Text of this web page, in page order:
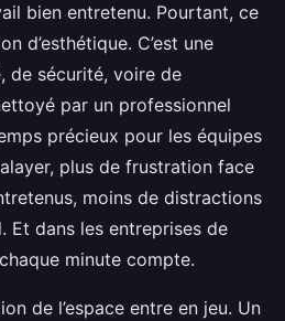
bien entretenu. Pourtant, ce
d’esthétique. C’est une
de sécurité, voire de
par un professionnel
précieux pour les équipes
plus de frustration face
moins de distractions
Et dans les entreprises de
minute compte.
de l’espace entre en jeu. Un